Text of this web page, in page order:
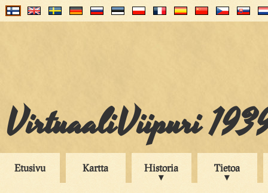
VirtuaaliViipuri
Etusivu Kartta Historia Tietoa